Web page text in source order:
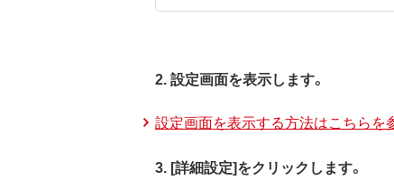
2. 設定画面を表示します。
設定画面を表示する方法はこちらを
3. [詳細設定]をクリックします。